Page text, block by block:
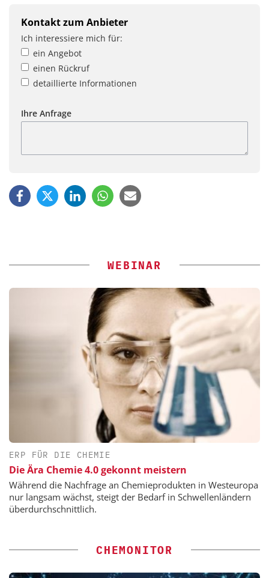
Kontakt zum Anbieter
Ich interessiere mich für:
ein Angebot
einen Rückruf
detaillierte Informationen
Ihre Anfrage
WEBINAR
ERP FÜR DIE CHEMIE
Die Ära Chemie 4.0 gekonnt meistern
Während die Nachfrage an Chemieprodukten in Westeuropa
nur langsam wächst, steigt der Bedarf in Schwellenländern
überdurchschnittlich.
CHEMONITOR